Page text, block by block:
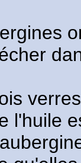
l'huile